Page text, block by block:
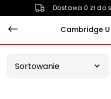
Dostawa 0 zł do
Cambridge
Sortowanie